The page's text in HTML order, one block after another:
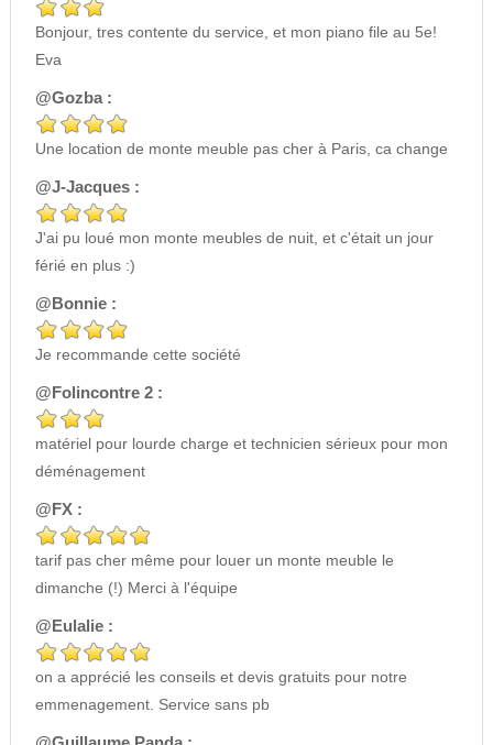
Bonjour, tres contente du service, et mon piano file au 5e!
Eva
@Gozba :
Une location de monte meuble pas cher à Paris, ca change
@J-Jacques :
J'ai pu loué mon monte meubles de nuit, et c'était un jour
férié en plus :)
@Bonnie :
Je recommande cette société
@Folincontre 2 :
matériel pour lourde charge et technicien sérieux pour mon
déménagement
@FX :
tarif pas cher même pour louer un monte meuble le
dimanche (!) Merci à l'équipe
@Eulalie :
on a apprécié les conseils et devis gratuits pour notre
emmenagement. Service sans pb